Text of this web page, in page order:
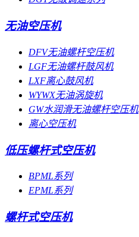
无油空压机
DFV无油螺杆空压机
LGF无油螺杆鼓风机
LXF离心鼓风机
WYWX无油涡旋机
GW水润滑无油螺杆空压机
离心空压机
低压螺杆式空压机
BPML系列
EPML系列
螺杆式空压机